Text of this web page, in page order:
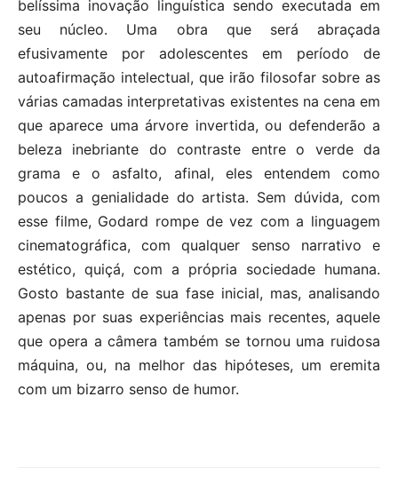
belíssima inovação linguística sendo executada em
seu núcleo. Uma obra que será abraçada
efusivamente por adolescentes em período de
autoafirmação intelectual, que irão filosofar sobre as
várias camadas interpretativas existentes na cena em
que aparece uma árvore invertida, ou defenderão a
beleza inebriante do contraste entre o verde da
grama e o asfalto, afinal, eles entendem como
poucos a genialidade do artista. Sem dúvida, com
esse filme, Godard rompe de vez com a linguagem
cinematográfica, com qualquer senso narrativo e
estético, quiçá, com a própria sociedade humana.
Gosto bastante de sua fase inicial, mas, analisando
apenas por suas experiências mais recentes, aquele
que opera a câmera também se tornou uma ruidosa
máquina, ou, na melhor das hipóteses, um eremita
com um bizarro senso de humor.